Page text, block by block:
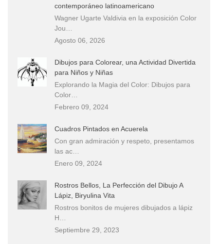
contemporáneo latinoamericano
Wagner Ugarte Valdivia en la exposición Color
Jou…
Agosto 06, 2026
Dibujos para Colorear, una Actividad Divertida
para Niños y Niñas
Explorando la Magia del Color: Dibujos para
Color…
Febrero 09, 2024
Cuadros Pintados en Acuerela
Con gran admiración y respeto, presentamos
las ac…
Enero 09, 2024
Rostros Bellos, La Perfección del Dibujo A
Lápiz, Biryulina Vita
Rostros bonitos de mujeres dibujados a lápiz
H…
Septiembre 29, 2023